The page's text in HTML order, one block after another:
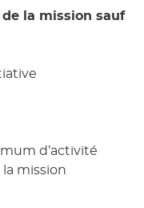
la mission sauf
d’activité
la mission